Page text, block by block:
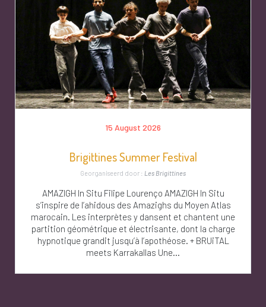
15 August 2026
Brigittines Summer Festival
Georganiseerd door : Les Brigittines
AMAZIGH In Situ Filipe Lourenço AMAZIGH In Situ
s’inspire de l’ahidous des Amazighs du Moyen Atlas
marocain. Les interprètes y dansent et chantent une
partition géométrique et électrisante, dont la charge
hypnotique grandit jusqu’à l’apothéose. + BRUiTAL
meets Karrakallas Une...